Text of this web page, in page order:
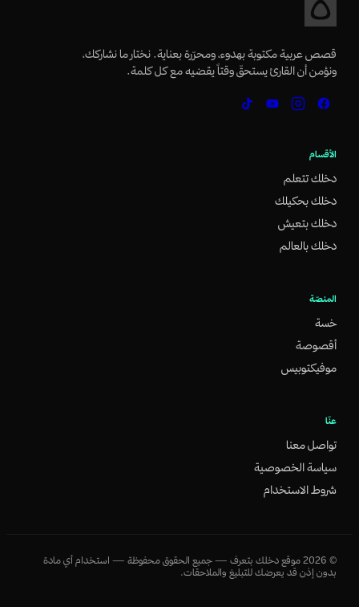
قصص عربية مكتوبة بهدوء، ومحرّرة بعناية. نختار ما نشاركك،
ونؤمن أن القارئ يستحقّ وقتاً يقضيه مع كل كلمة.
الأقسام
دخلك تتعلم
دخلك بحكيلك
دخلك بتعيش
دخلك بالعالم
المنصّة
خسة
أقصوصة
موفيكتوبيس
عنّا
تواصل معنا
سياسة الخصوصية
شروط الاستخدام
©
2026 موقع دخلك بتعرف — جميع الحقوق محفوظة — استخدام أي مادة
بدون إذن قد يعرضك للتبليغ والملاحقات.